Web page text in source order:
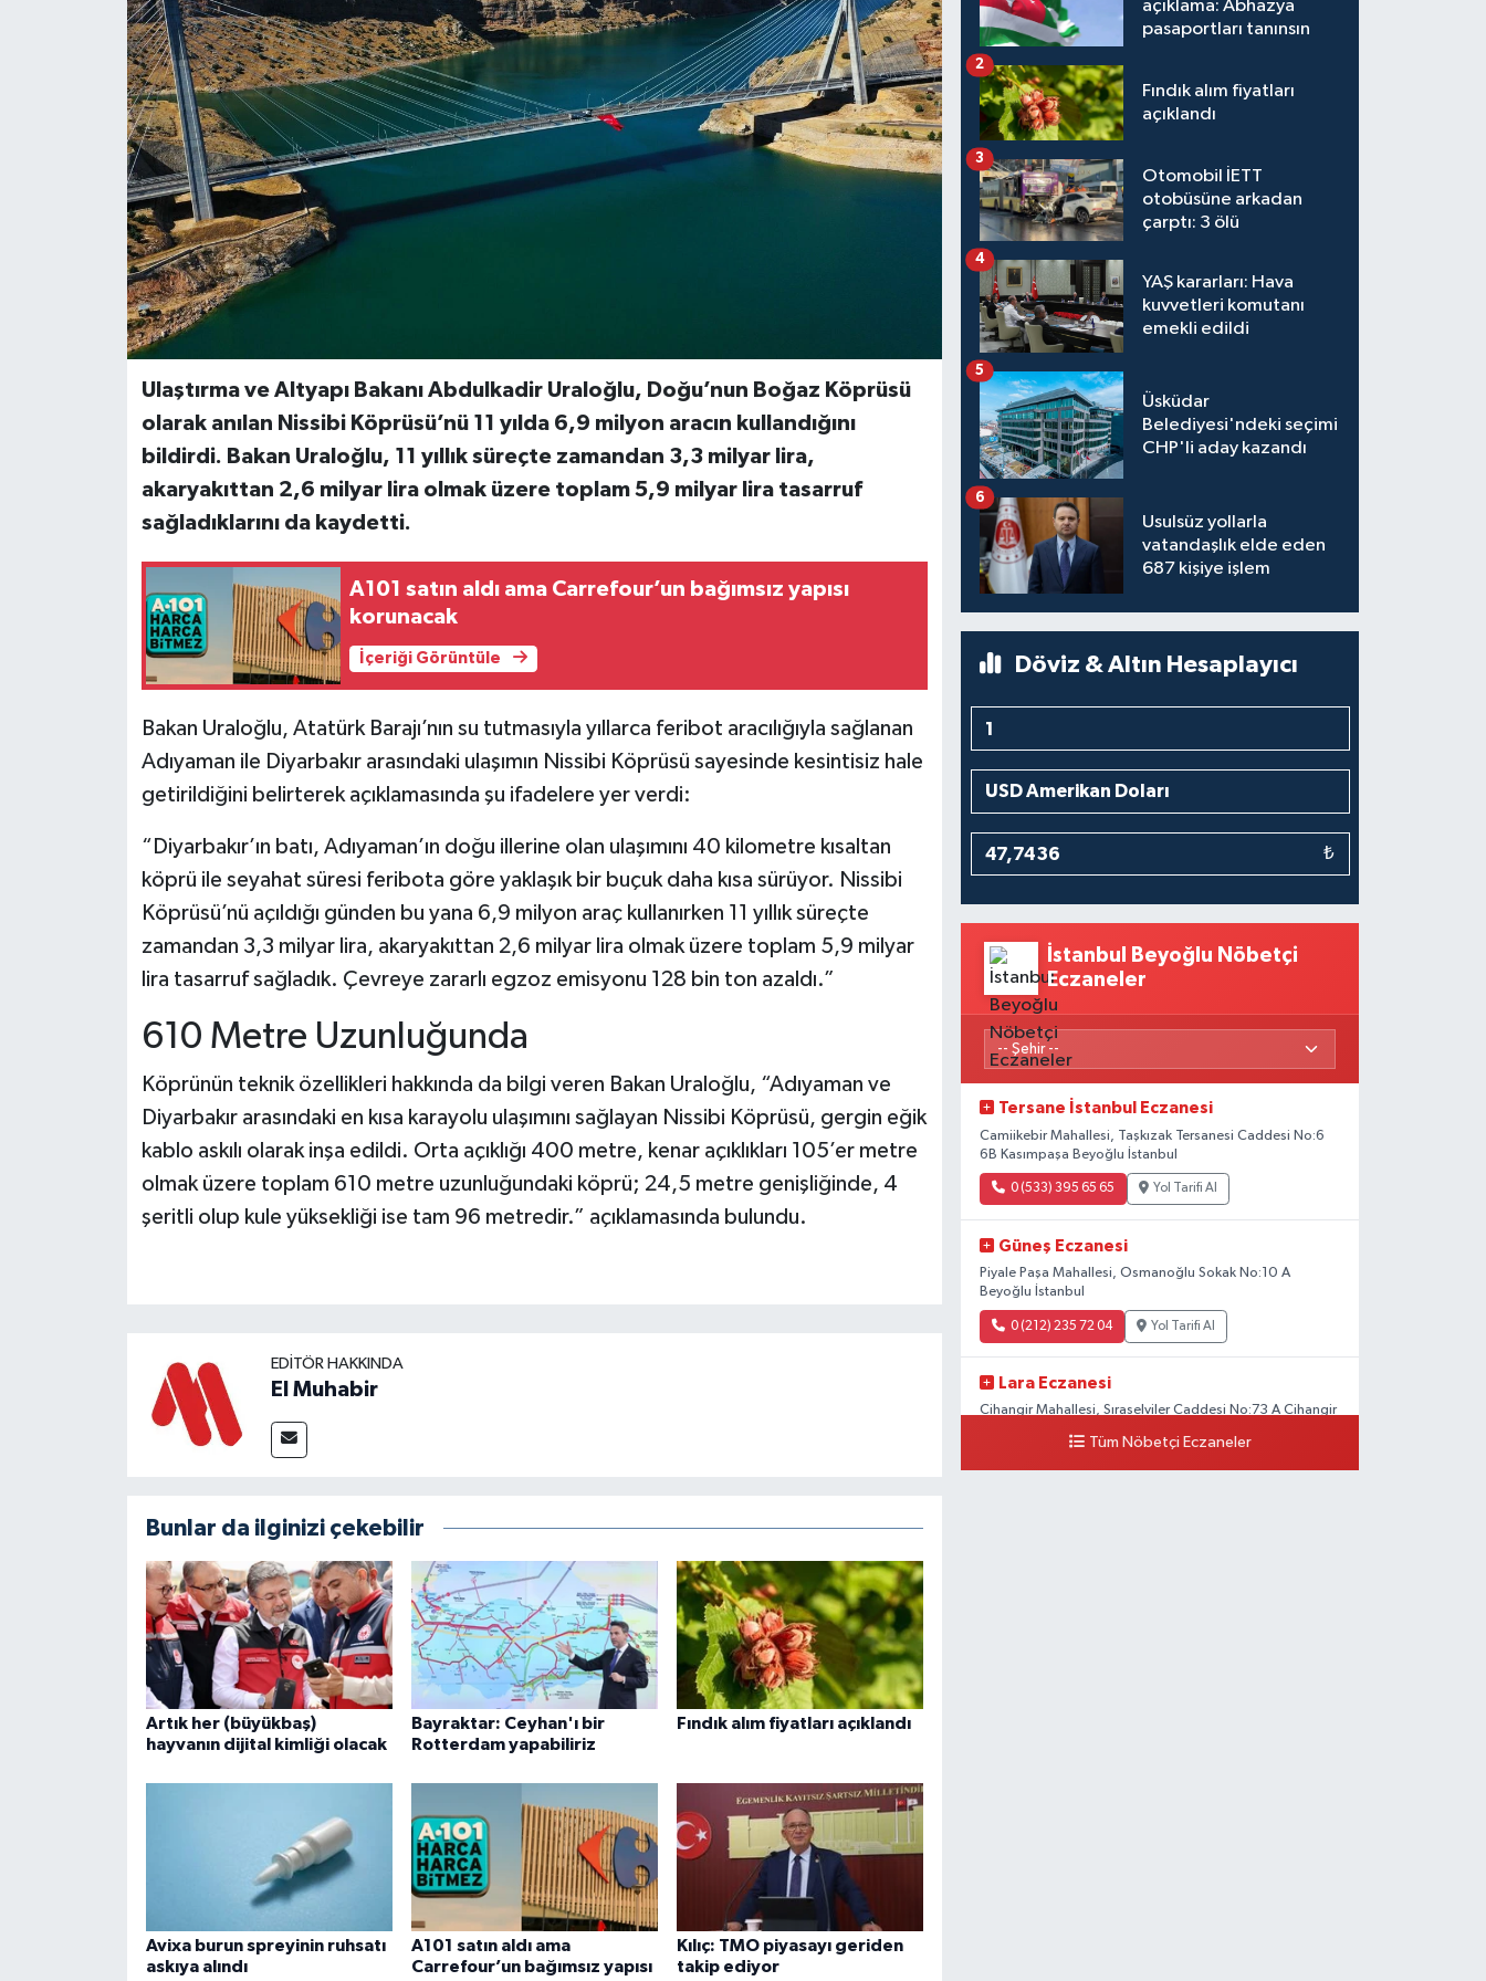
Ulaştırma ve Altyapı Bakanı Abdulkadir Uraloğlu, Doğu’nun Boğaz Köprüsü
olarak anılan Nissibi Köprüsü’nü 11 yılda 6,9 milyon aracın kullandığını
bildirdi. Bakan Uraloğlu, 11 yıllık süreçte zamandan 3,3 milyar lira,
akaryakıttan 2,6 milyar lira olmak üzere toplam 5,9 milyar lira tasarruf
sağladıklarını da kaydetti.
A101 satın aldı ama Carrefour’un bağımsız yapısı
korunacak
İçeriği Görüntüle
Bakan Uraloğlu, Atatürk Barajı’nın su tutmasıyla yıllarca feribot aracılığıyla sağlanan
Adıyaman ile Diyarbakır arasındaki ulaşımın Nissibi Köprüsü sayesinde kesintisiz hale
getirildiğini belirterek açıklamasında şu ifadelere yer verdi:
“Diyarbakır’ın batı, Adıyaman’ın doğu illerine olan ulaşımını 40 kilometre kısaltan
köprü ile seyahat süresi feribota göre yaklaşık bir buçuk daha kısa sürüyor. Nissibi
Köprüsü’nü açıldığı günden bu yana 6,9 milyon araç kullanırken 11 yıllık süreçte
zamandan 3,3 milyar lira, akaryakıttan 2,6 milyar lira olmak üzere toplam 5,9 milyar
lira tasarruf sağladık. Çevreye zararlı egzoz emisyonu 128 bin ton azaldı.”
610 Metre Uzunluğunda
Köprünün teknik özellikleri hakkında da bilgi veren Bakan Uraloğlu, “Adıyaman ve
Diyarbakır arasındaki en kısa karayolu ulaşımını sağlayan Nissibi Köprüsü, gergin eğik
kablo askılı olarak inşa edildi. Orta açıklığı 400 metre, kenar açıklıkları 105’er metre
olmak üzere toplam 610 metre uzunluğundaki köprü; 24,5 metre genişliğinde, 4
şeritli olup kule yüksekliği ise tam 96 metredir.” açıklamasında bulundu.
EDITÖR HAKKINDA
El Muhabir
Bunlar da ilginizi çekebilir
Artık her (büyükbaş)
hayvanın dijital kimliği olacak
Bayraktar: Ceyhan'ı bir
Rotterdam yapabiliriz
Fındık alım fiyatları açıklandı
Avixa burun spreyinin ruhsatı
askıya alındı
A101 satın aldı ama
Carrefour’un bağımsız yapısı
Kılıç: TMO piyasayı geriden
takip ediyor
açıklama: Abhazya
pasaportları tanınsın
Fındık alım fiyatları
açıklandı
2
Otomobil İETT
otobüsüne arkadan
çarptı: 3 ölü
3
YAŞ kararları: Hava
kuvvetleri komutanı
emekli edildi
4
Üsküdar
Belediyesi'ndeki seçimi
CHP'li aday kazandı
5
Usulsüz yollarla
vatandaşlık elde eden
687 kişiye işlem
6
Döviz & Altın Hesaplayıcı
₺
İstanbul Beyoğlu Nöbetçi
Eczaneler
Tersane İstanbul Eczanesi
Camiikebir Mahallesi, Taşkızak Tersanesi Caddesi No:6
6B Kasımpaşa Beyoğlu İstanbul
0 (533) 395 65 65 Yol Tarifi Al
Güneş Eczanesi
Piyale Paşa Mahallesi, Osmanoğlu Sokak No:10 A
Beyoğlu İstanbul
0 (212) 235 72 04 Yol Tarifi Al
Lara Eczanesi
Cihangir Mahallesi, Sıraselviler Caddesi No:73 A Cihangir
Tüm Nöbetçi Eczaneler